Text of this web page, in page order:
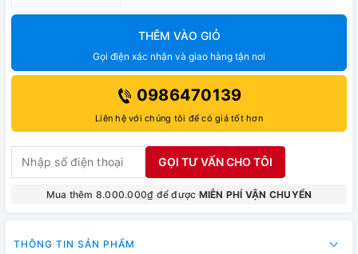
THÊM VÀO GIỎ
Gọi điện xác nhận và giao hàng tận nơi
0986470139
Liên hệ với chúng tôi để có giá tốt hơn
GỌI TƯ VẤN CHO TÔI
Mua thêm 8.000.000₫ để được MIỄN PHÍ VẬN CHUYỂN
THÔNG TIN SẢN PHẨM